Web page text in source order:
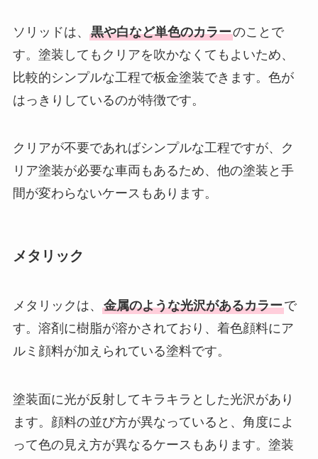
ソリッドは、 黒や白など単色のカラーのことで
す。塗装してもクリアを吹かなくてもよいため、
比較的シンプルな工程で板金塗装できます。色が
はっきりしているのが特徴です。
クリアが不要であればシンプルな工程ですが、ク
リア塗装が必要な車両もあるため、他の塗装と手
間が変わらないケースもあります。
メタリック
メタリックは、 金属のような光沢があるカラーで
す。溶剤に樹脂が溶かされており、着色顔料にア
ルミ顔料が加えられている塗料です。
塗装面に光が反射してキラキラとした光沢があり
ます。顔料の並び方が異なっていると、角度によ
って色の見え方が異なるケースもあります。塗装